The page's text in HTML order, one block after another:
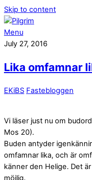
Skip to content
Menu
July 27, 2016
Lika omfamnar
EKiBS Fastebloggen
Vi läser just nu om
Mos 20).
Buden antyder
omfamnar lika, och är
känner den Helige. Det
möjlig.